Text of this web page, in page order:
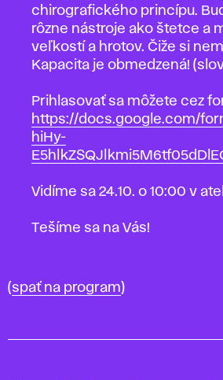
chirografického princípu.
rôzne nástroje ako štetce a
veľkostí a hrotov. Čiže si
Kapacita je obmedzená!
Prihlasovať sa môžete cez
https://docs.google.com/
hiHy-
Vidíme sa 24.10. o 10:00 v
Tešíme sa na Vás!
(spať na program)